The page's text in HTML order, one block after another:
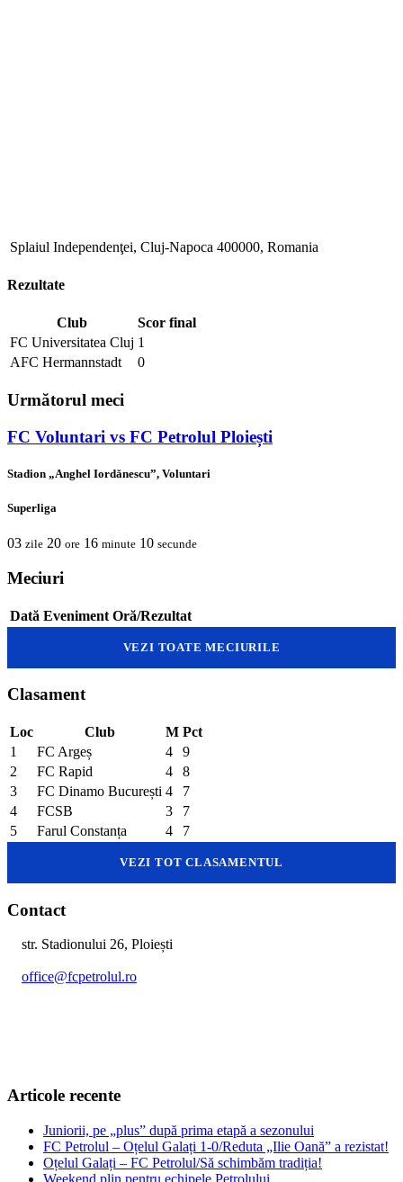
Splaiul Independenţei, Cluj-Napoca 400000, Romania
Rezultate
Club
Scor final
FC Universitatea Cluj 1
AFC Hermannstadt
0
Următorul meci
FC Voluntari vs FC Petrolul Ploiești
Stadion „Anghel Iordănescu”, Voluntari
Superliga
03 zile 20 ore 16 minute 10 secunde
Meciuri
Dată Eveniment Oră/Rezultat
VEZI TOATE MECIURILE
Clasament
Loc Club M Pct
1
FC Argeș 4
9
2
FC Rapid 4
8
3
FC Dinamo București 4
7
4
FCSB 3
7
5
Farul Constanța 4 7
VEZI TOT CLASAMENTUL
Contact
str. Stadionului 26, Ploiești
office@fcpetrolul.ro
Articole recente
Juniorii, pe „plus” după prima etapă a sezonului
FC Petrolul – Oțelul Galați 1-0/Reduta „Ilie Oană” a rezistat!
Oțelul Galați – FC Petrolul/Să schimbăm tradiția!
Weekend plin pentru echipele Petrolului